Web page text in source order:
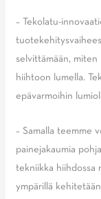
– Tekolatu-
selvittämään,
hiihtoon lumella.
epävarmoihin
– Samalla teemme
painejakaumia
tekniikka hiihdossa
ympärillä